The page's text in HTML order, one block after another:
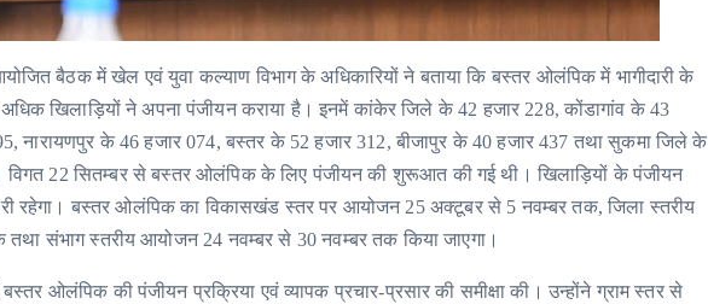
बैठक में खेल एवं युवा कल्याण विभाग के अधिकारियों ने बताया कि बस्तर ओलंपिक में भागीदारी के
खिलाड़ियों ने अपना पंजीयन कराया है। इनमें कांकेर जिले के 42 हजार 228, कोंडागांव के 43
नारायणपुर के 46 हजार 074, बस्तर के 52 हजार 312, बीजापुर के 40 हजार 437 तथा सुकमा जिले के
विगत 22 सितम्बर से बस्तर ओलंपिक के लिए पंजीयन की शुरूआत की गई थी। खिलाड़ियों के पंजीयन
रहेगा। बस्तर ओलंपिक का विकासखंड स्तर पर आयोजन 25 अक्टूबर से 5 नवम्बर तक, जिला स्तरीय
संभाग स्तरीय आयोजन 24 नवम्बर से 30 नवम्बर तक किया जाएगा।
ओलंपिक की पंजीयन प्रक्रिया एवं व्यापक प्रचार-प्रसार की समीक्षा की। उन्होंने ग्राम स्तर से